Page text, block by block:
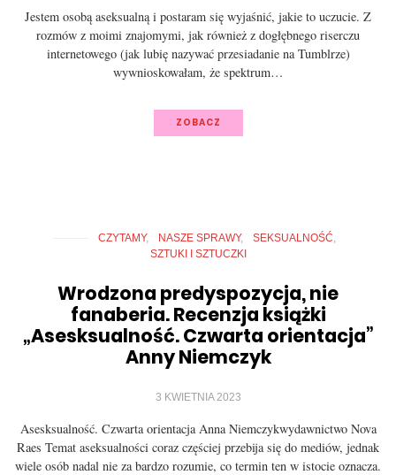
Jestem osobą aseksualną i postaram się wyjaśnić, jakie to uczucie. Z
rozmów z moimi znajomymi, jak również z dogłębnego riserczu
internetowego (jak lubię nazywać przesiadanie na Tumblrze)
wywnioskowałam, że spektrum…
ZOBACZ
CZYTAMY NASZE SPRAWY
SEKSUALNOŚĆ
SZTUKI I SZTUCZKI
Wrodzona predyspozycja, nie
fanaberia. Recenzja książki
„Asesksualność. Czwarta orientacja”
Anny Niemczyk
3 KWIETNIA 2023
Asesksualność. Czwarta orientacja Anna Niemczykwydawnictwo Nova
Raes Temat aseksualności coraz częściej przebija się do mediów, jednak
wiele osób nadal nie za bardzo rozumie, co termin ten w istocie oznacza.